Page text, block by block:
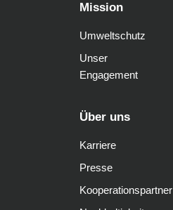
Mission
Umweltschutz
Unser
Engagement
Über uns
Karriere
Presse
Kooperationspartner